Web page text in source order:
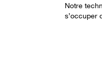
Notre
s’occuper